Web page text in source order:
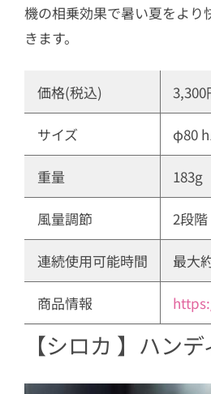
機の相乗効果で暑い夏をより
きます。
価格(税込) 3,300
サイズ φ80
重量 183g
風量調節 2段階
連続使用可能時間 最大
商品情報
【シロカ 】ハン